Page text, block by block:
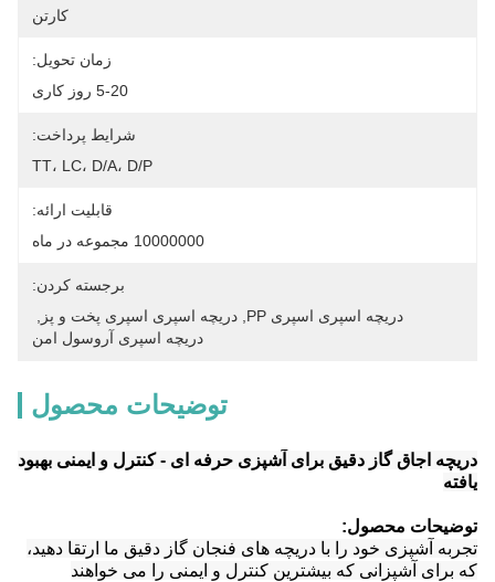
کارتن
زمان تحویل:
5-20 روز کاری
شرایط پرداخت:
TT، LC، D/A، D/P
قابلیت ارائه:
10000000 مجموعه در ماه
برجسته کردن:
دریچه اسپری اسپری PP
دریچه اسپری اسپری پخت و پز
دریچه اسپری آروسول امن
توضیحات محصول
دریچه اجاق گاز دقیق برای آشپزی حرفه ای - کنترل و ایمنی بهبود
یافته
توضیحات محصول:
تجربه آشپزی خود را با دریچه های فنجان گاز دقیق ما ارتقا دهید،
که برای آشپزانی که بیشترین کنترل و ایمنی را می خواهند